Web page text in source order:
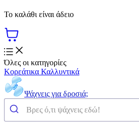
Το καλάθι είναι άδειο
Όλες οι κατηγορίες
Κορεάτικα Καλλυντικά
Ψάχνεις για δροσιά;